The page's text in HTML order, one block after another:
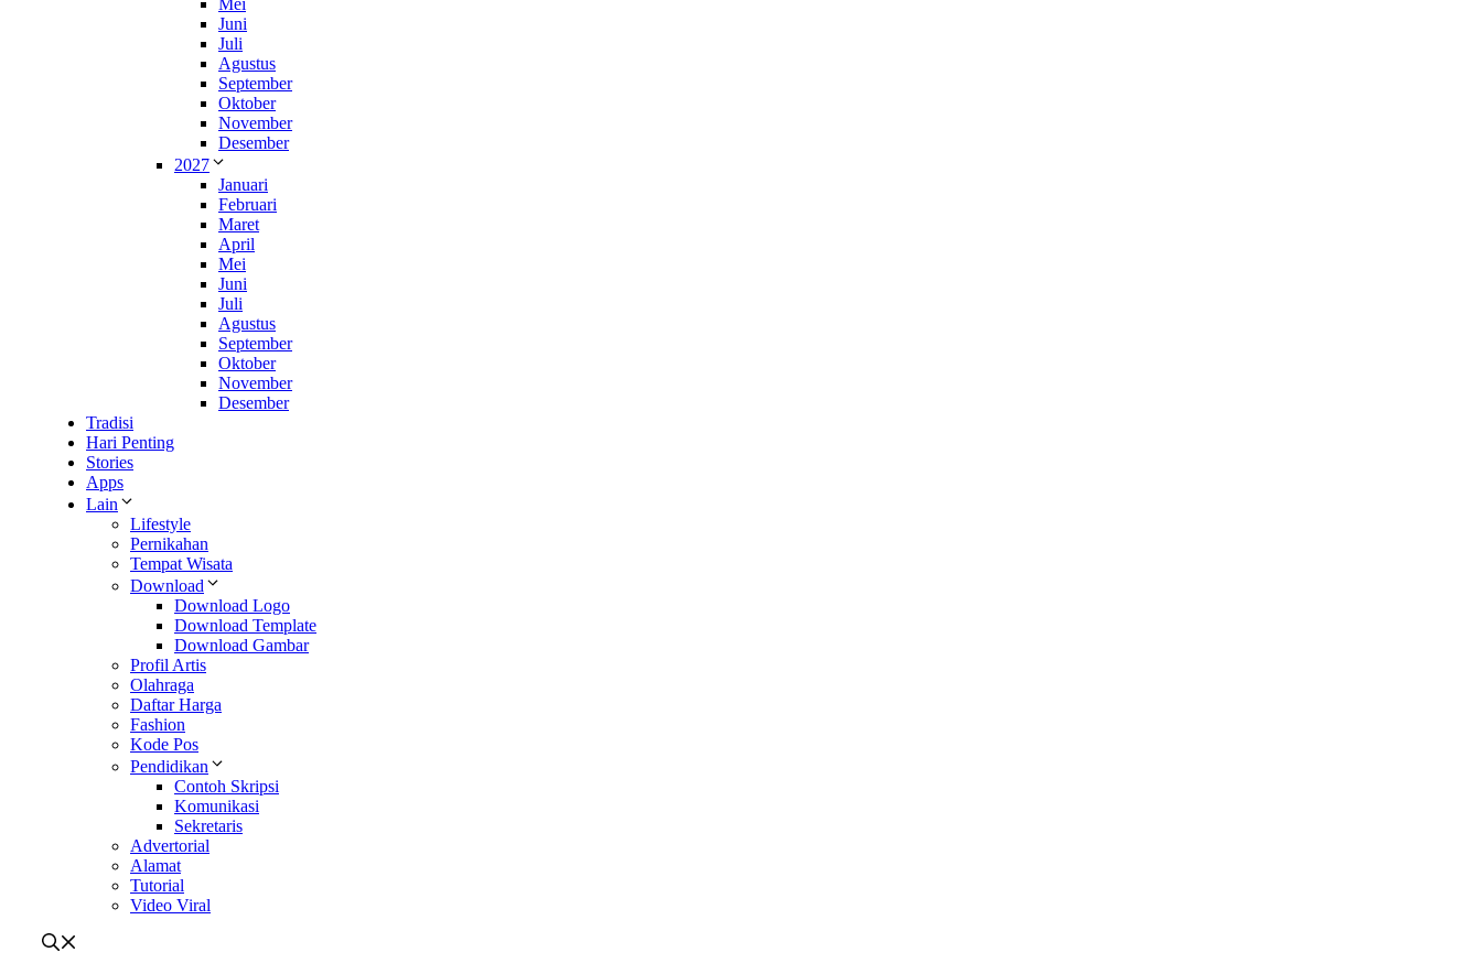
Juni
Juli
Agustus
September
Oktober
November
Desember
2027
Januari
Februari
Maret
April
Mei
Juni
Juli
Agustus
September
Oktober
November
Desember
Tradisi
Hari Penting
Stories
Apps
Lain
Lifestyle
Pernikahan
Tempat Wisata
Download
Download Logo
Download Template
Download Gambar
Profil Artis
Olahraga
Daftar Harga
Fashion
Kode Pos
Pendidikan
Contoh Skripsi
Komunikasi
Sekretaris
Advertorial
Alamat
Tutorial
Video Viral